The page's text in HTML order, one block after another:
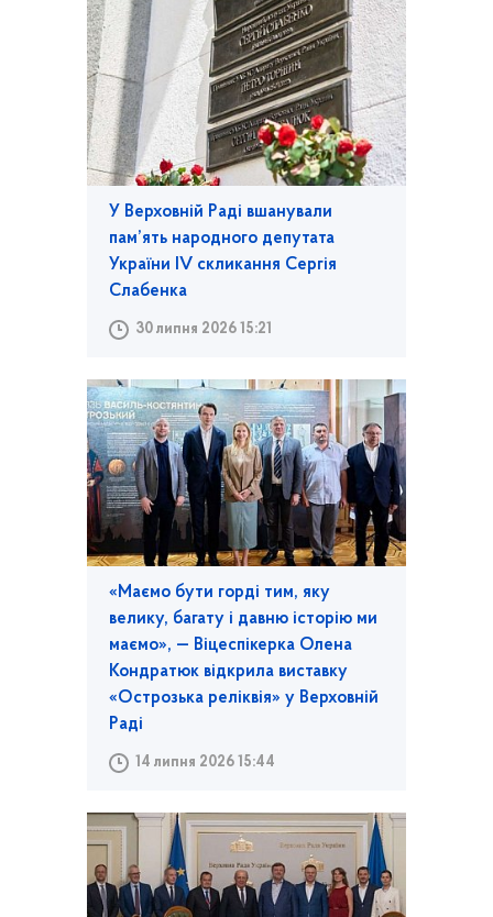
У Верховній Раді вшанували
пам’ять народного депутата
України IV скликання Сергія
Слабенка
30 липня 2026 15:21
«Маємо бути горді тим, яку
велику, багату і давню історію ми
маємо», — Віцеспікерка Олена
Кондратюк відкрила виставку
«Острозька реліквія» у Верховній
Раді
14 липня 2026 15:44